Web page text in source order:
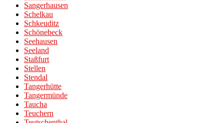
Sangerhausen
Schelkau
Schkeuditz
Schönebeck
Seehausen
Seeland
Staßfurt
Stellen
Stendal
Tangerhütte
Tangermünde
Taucha
Teuchern